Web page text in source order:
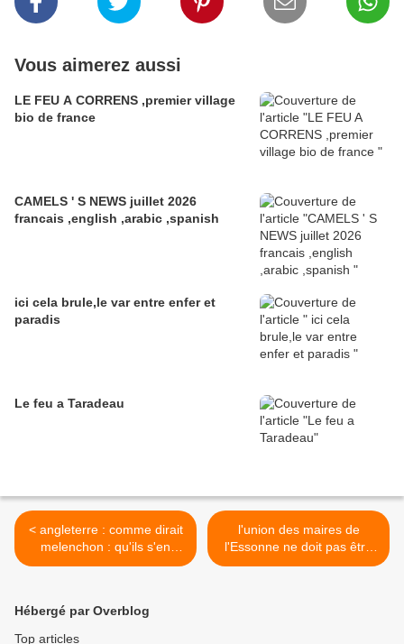
Vous aimerez aussi
LE FEU A CORRENS ,premier village
bio de france
CAMELS ' S NEWS juillet 2026
francais ,english ,arabic ,spanish
ici cela brule,le var entre enfer et
paradis
Le feu a Taradeau
< angleterre : comme dirait
melenchon : qu'ils s'en
aillent !
l'union des maires de
l'Essonne ne doit pas être
la vaseline des autorités >
Hébergé par Overblog
Top articles